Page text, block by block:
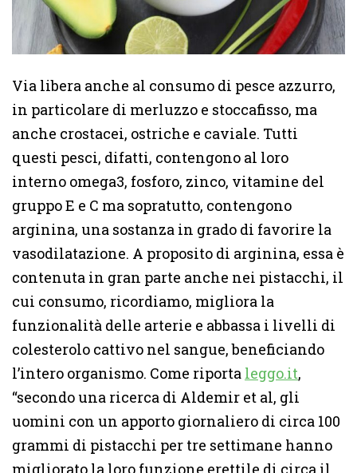
Via libera anche al consumo di pesce azzurro,
in particolare di merluzzo e stoccafisso, ma
anche crostacei, ostriche e caviale. Tutti
questi pesci, difatti, contengono al loro
interno omega3, fosforo, zinco, vitamine del
gruppo E e C ma sopratutto, contengono
arginina, una sostanza in grado di favorire la
vasodilatazione. A proposito di arginina, essa è
contenuta in gran parte anche nei pistacchi, il
cui consumo, ricordiamo, migliora la
funzionalità delle arterie e abbassa i livelli di
colesterolo cattivo nel sangue, beneficiando
l’intero organismo. Come riporta leggo.it,
“secondo una ricerca di Aldemir et al, gli
uomini con un apporto giornaliero di circa 100
grammi di pistacchi per tre settimane hanno